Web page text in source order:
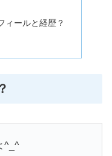
ィールと経歴？
^_^